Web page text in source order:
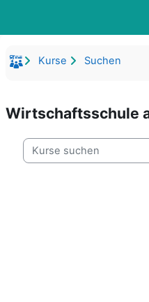
Kurse Suchen
Wirtschaftsschule
Kurse suchen